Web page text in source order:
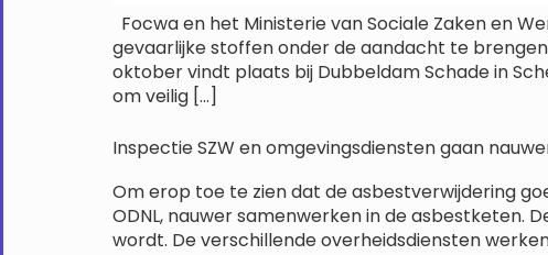
Focwa en het Ministerie van Sociale Zaken en
gevaarlijke stoffen onder de aandacht te
oktober vindt plaats bij Dubbeldam Schade in
om veilig […]
Inspectie SZW en omgevingsdiensten gaan
Om erop toe te zien dat de asbestverwijdering
ODNL, nauwer samenwerken in de asbestketen.
wordt. De verschillende overheidsdiensten